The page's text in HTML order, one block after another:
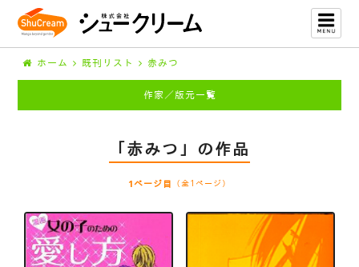
ホーム 既刊リスト 赤みつ
作家／版元一覧
「赤みつ」の作品
1ページ目 （全1ページ）